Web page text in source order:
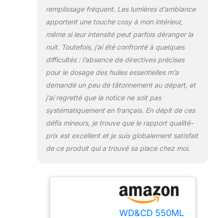
avancé sans BPA
qui ne dégagera
aucune odeur
nocive et de
plastique, vous
offrira une vie
agréable et saine.
De plus, les
s'éteindront
automatiquement
lorsque l'eau sera
épuisée. Ne
d'endommager
utilisateurs. Facile &
Conception
Pratique: Il s’agit du
remplissage fréquent. Les lumières d’ambiance
apportent une touche cosy à mon intérieur,
même si leur intensité peut parfois déranger la
nuit. Toutefois, j’ai été confronté à quelques
difficultés : l’absence de directives précises
pour le dosage des huiles essentielles m’a
demandé un peu de tâtonnement au départ, et
j’ai regretté que la notice ne soit pas
systématiquement en français. En dépit de ces
défis mineurs, je trouve que le rapport qualité-
prix est excellent et je suis globalement satisfait
de ce produit qui a trouvé sa place chez moi.
WD&CD 550ML